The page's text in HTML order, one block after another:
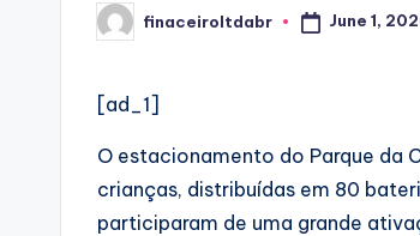
Posted
by
finaceiroltdabr June 1,
[ad_1]
O estacionamento do Parque da
crianças, distribuídas em 80
participaram de uma grande